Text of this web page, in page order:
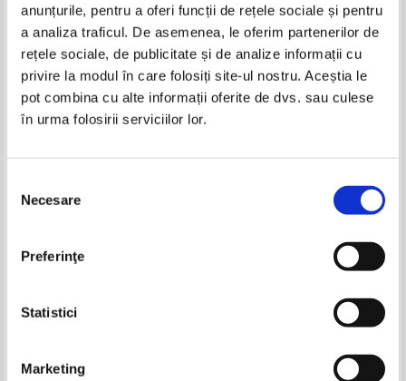
anunțurile, pentru a oferi funcții de rețele sociale și pentru
a analiza traficul. De asemenea, le oferim partenerilor de
rețele sociale, de publicitate și de analize informații cu
privire la modul în care folosiți site-ul nostru. Aceștia le
pot combina cu alte informații oferite de dvs. sau culese
în urma folosirii serviciilor lor.
consimțământului
Necesare
Preferinţe
Statistici
Marketing
Jane Austen - Emma
-30%
-30%
Pret:30,00Lei
-35%
Lei